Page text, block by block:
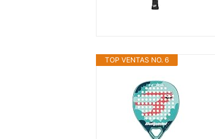
TOP VENTAS NO. 6